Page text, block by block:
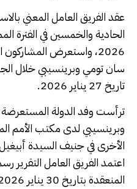
عقد الفريق العامل المعني
2026، واستعرض
سان تومي وبرينسيبي خلال
تاريخ 27 يناير 2026.
ترأست وفد الدولة المستعرضة
وبرينسيبي لدى مكتب الأمم
الأخرى في جنيف السيدة
اعتمد الفريق العامل التقرير
المنعقدة بتاريخ 30 يناير 2026.